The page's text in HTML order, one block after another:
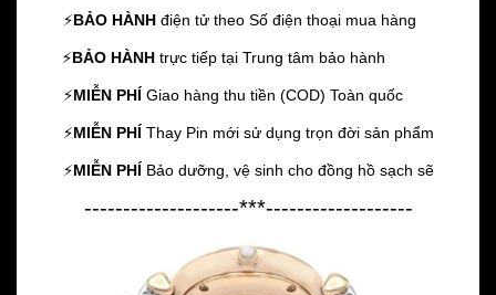
⚡️BẢO HÀNH điện tử theo Số điện thoại mua hàng
⚡️BẢO HÀNH trực tiếp tại Trung tâm bảo hành
⚡️MIỄN PHÍ Giao hàng thu tiền (COD) Toàn quốc
⚡️MIỄN PHÍ Thay Pin mới sử dụng trọn đời sản phẩm
⚡️MIỄN PHÍ Bảo dưỡng, vệ sinh cho đồng hồ sạch sẽ
--------------------***-------------------